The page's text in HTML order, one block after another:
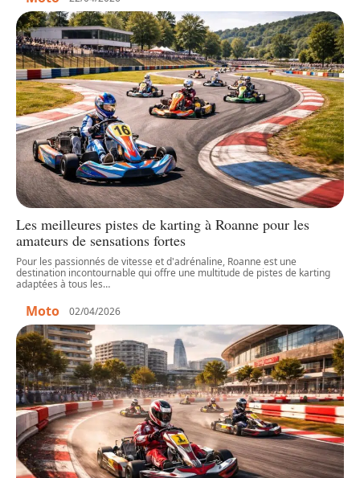
Les meilleures pistes de karting à Roanne pour les
amateurs de sensations fortes
Pour les passionnés de vitesse et d'adrénaline, Roanne est une
destination incontournable qui offre une multitude de pistes de karting
adaptées à tous les…
Moto 02/04/2026